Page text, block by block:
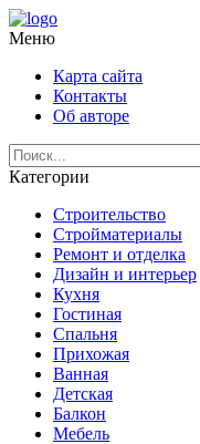
Меню
Карта сайта
Контакты
Об авторе
Категории
Строительство
Стройматериалы
Ремонт и отделка
Дизайн и интерьер
Кухня
Гостиная
Спальня
Прихожая
Ванная
Детская
Балкон
Мебель